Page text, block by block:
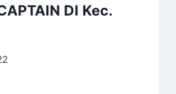
DI Kec.